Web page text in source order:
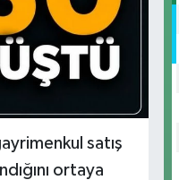
satış
ortaya